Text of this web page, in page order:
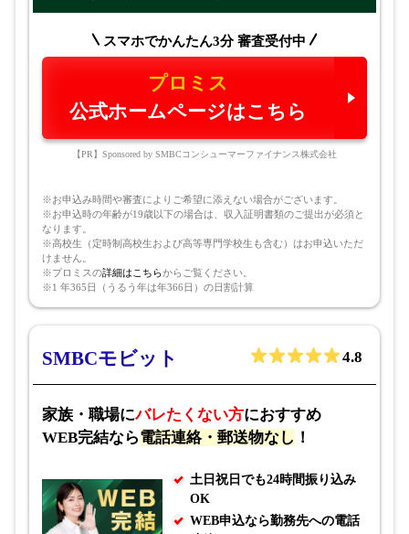
スマホでかんたん3分 審査受付中
プロミス
公式ホームページはこちら
【PR】Sponsored by SMBCコンシューマーファイナンス株式会社
※お申込み時間や審査によりご希望に添えない場合がございます。
※お申込時の年齢が19歳以下の場合は、収入証明書類のご提出が必須と
なります。
※高校生（定時制高校生および高等専門学校生も含む）はお申込いただ
けません。
※プロミスの詳細はこちらからご覧ください。
※1 年365日（うるう年は年366日）の日割計算
SMBCモビット 4.8
家族・職場にバレたくない方におすすめ
WEB完結なら電話連絡・郵送物なし ！
土日祝日でも24時間振り込み
OK
WEB申込なら勤務先への電話